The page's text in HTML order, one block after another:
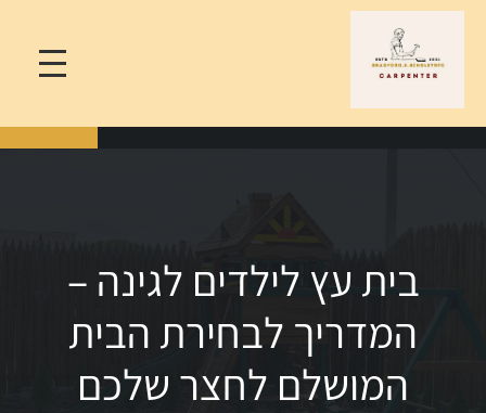
בית עץ לילדים לגינה –
המדריך לבחירת הבית
המושלם לחצר שלכם